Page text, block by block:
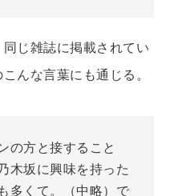
じ雑誌に掲載されてい
んな言葉にも通じる。
の方と接すること
木坂に興味を持った
多くて。（中略）で